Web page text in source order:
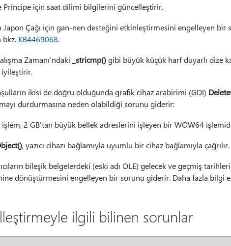
Príncipe için saat dilimi bilgilerini güncelleştirir.
Japon Çağı için gan-nen desteğini etkinleştirmesini engelleyen
bkz. KB4469068.
Zamanı‘ndaki _stricmp()gibi büyük küçük harf duyarlı dize
iyileştirir.
ikisi de doğru olduğunda grafik cihaz arabirimi (GDI)
durdurmasına neden olabildiği sorunu giderir:
işlem, 2 GB'tan büyük bellek adreslerini işleyen bir WOW64
, yazıcı cihazı bağlamıyla uyumlu bir cihaz bağlamıyla çağrılır.
bileşik belgelerdeki (eski adı OLE) gelecek ve geçmiş
dönüştürmesini engelleyen bir sorunu giderir. Daha fazla bilgi
ilgili bilinen sorunlar